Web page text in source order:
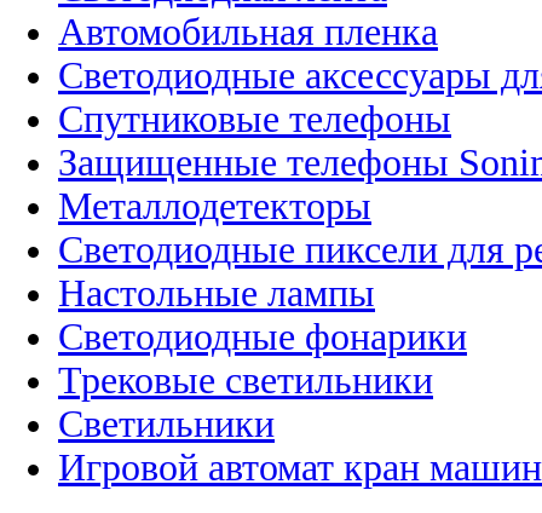
Автомобильная пленка
Светодиодные аксессуары
Спутниковые телефоны
Защищенные телефоны
Металлодетекторы
Светодиодные пиксели для
Настольные лампы
Светодиодные фонарики
Трековые светильники
Светильники
Игровой автомат кран